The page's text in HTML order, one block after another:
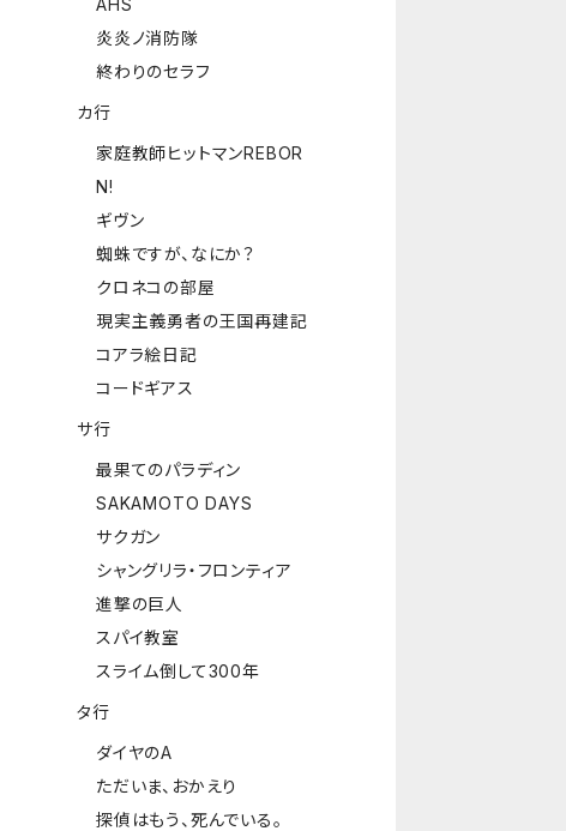
AHS
炎炎ノ消防隊
終わりのセラフ
カ行
家庭教師ヒットマンREBOR
N!
ギヴン
蜘蛛ですが、なにか？
クロネコの部屋
現実主義勇者の王国再建記
コアラ絵日記
コードギアス
サ行
最果てのパラディン
SAKAMOTO DAYS
サクガン
シャングリラ・フロンティア
進撃の巨人
スパイ教室
スライム倒して300年
タ行
ダイヤのA
ただいま、おかえり
探偵はもう、死んでいる。